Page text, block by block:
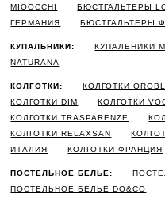
MIOOCCHI
БЮСТГАЛЬТЕРЫ
ГЕРМАНИЯ
БЮСТГАЛЬТЕРЫ
КУПАЛЬНИКИ: КУПАЛЬНИКИ
NATURANA
КОЛГОТКИ: КОЛГОТКИ
КОЛГОТКИ DIM
КОЛГОТКИ
КОЛГОТКИ TRASPARENZE
КОЛГОТКИ RELAXSAN
ИТАЛИЯ
КОЛГОТКИ ФРАНЦИЯ
ПОСТЕЛЬНОЕ БЕЛЬЕ:
ПОСТЕЛЬНОЕ БЕЛЬЕ DO&CO